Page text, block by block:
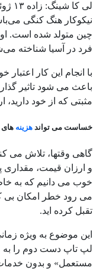
لی کا شینگ: زاده ۱۳
نیکوکار هنگ کنگی
چین متولد شده است.
فرد در آسیا شناخته
با انجام این کار
باعث می شود تاثیر
مثبتی که از خود دارید،
خساست می تواند هزینه های
گاهی وقتها، تلاش می
و ارزان قیمت، مقداری
خوب می دانیم که به
می رود خطر امکان بی
تقبل کرده اید.
این موضوع به ویژه
لپ تاپ دست دوم را به
مستعمل» و بدون